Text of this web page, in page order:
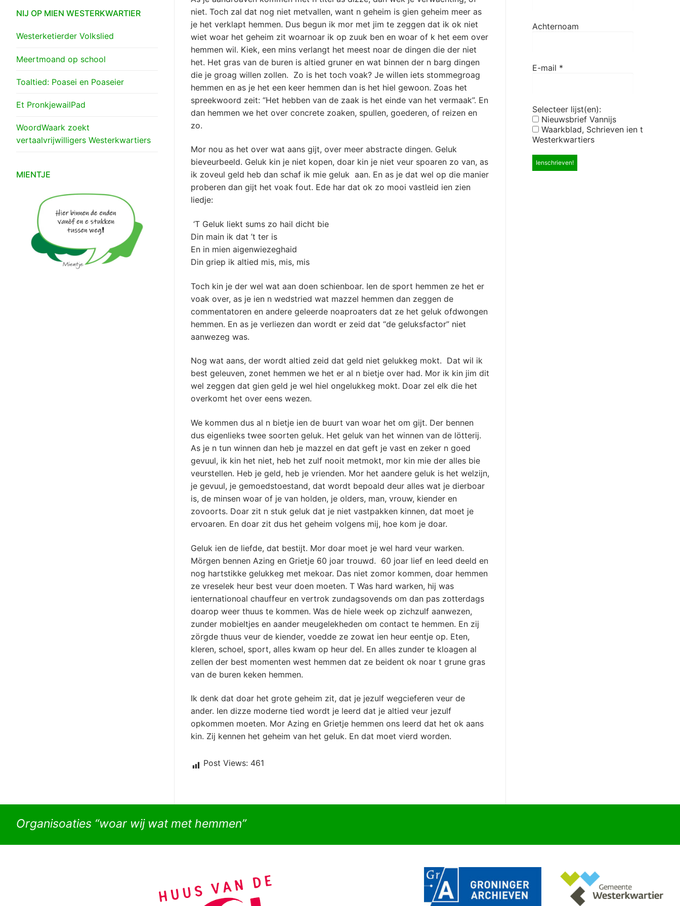
niet. Toch zal dat nog niet metvallen, want n geheim is gien geheim meer as
je het verklapt hemmen. Dus begun ik mor met jim te zeggen dat ik ok niet
wiet woar het geheim zit woarnoar ik op zuuk ben en woar of k het eem over
hemmen wil. Kiek, een mins verlangt het meest noar de dingen die der niet
het. Het gras van de buren is altied gruner en wat binnen der n barg dingen
die je groag willen zollen. Zo is het toch voak? Je willen iets stommegroag
hemmen en as je het een keer hemmen dan is het hiel gewoon. Zoas het
spreekwoord zeit: “Het hebben van de zaak is het einde van het vermaak”. En
dan hemmen we het over concrete zoaken, spullen, goederen, of reizen en
zo.
Mor nou as het over wat aans gijt, over meer abstracte dingen. Geluk
bieveurbeeld. Geluk kin je niet kopen, doar kin je niet veur spoaren zo van, as
ik zoveul geld heb dan schaf ik mie geluk aan. En as je dat wel op die manier
proberen dan gijt het voak fout. Ede har dat ok zo mooi vastleid ien zien
liedje:
‘T Geluk liekt sums zo hail dicht bie
Din main ik dat ’t ter is
En in mien aigenwiezeghaid
Din griep ik altied mis, mis, mis
Toch kin je der wel wat aan doen schienboar. Ien de sport hemmen ze het er
voak over, as je ien n wedstried wat mazzel hemmen dan zeggen de
commentatoren en andere geleerde noaproaters dat ze het geluk ofdwongen
hemmen. En as je verliezen dan wordt er zeid dat “de geluksfactor” niet
aanwezeg was.
Nog wat aans, der wordt altied zeid dat geld niet gelukkeg mokt. Dat wil ik
best geleuven, zonet hemmen we het er al n bietje over had. Mor ik kin jim dit
wel zeggen dat gien geld je wel hiel ongelukkeg mokt. Doar zel elk die het
overkomt het over eens wezen.
We kommen dus al n bietje ien de buurt van woar het om gijt. Der bennen
dus eigenlieks twee soorten geluk. Het geluk van het winnen van de lötterij.
As je n tun winnen dan heb je mazzel en dat geft je vast en zeker n goed
gevuul, ik kin het niet, heb het zulf nooit metmokt, mor kin mie der alles bie
veurstellen. Heb je geld, heb je vrienden. Mor het aandere geluk is het welzijn,
je gevuul, je gemoedstoestand, dat wordt bepoald deur alles wat je dierboar
is, de minsen woar of je van holden, je olders, man, vrouw, kiender en
zovoorts. Doar zit n stuk geluk dat je niet vastpakken kinnen, dat moet je
ervoaren. En doar zit dus het geheim volgens mij, hoe kom je doar.
Geluk ien de liefde, dat bestijt. Mor doar moet je wel hard veur warken.
Mörgen bennen Azing en Grietje 60 joar trouwd. 60 joar lief en leed deeld en
nog hartstikke gelukkeg met mekoar. Das niet zomor kommen, doar hemmen
ze vreselek heur best veur doen moeten. T Was hard warken, hij was
ienternationoal chauffeur en vertrok zundagsovends om dan pas zotterdags
doarop weer thuus te kommen. Was de hiele week op zichzulf aanwezen,
zunder mobieltjes en aander meugelekheden om contact te hemmen. En zij
zörgde thuus veur de kiender, voedde ze zowat ien heur eentje op. Eten,
kleren, schoel, sport, alles kwam op heur del. En alles zunder te kloagen al
zellen der best momenten west hemmen dat ze beident ok noar t grune gras
van de buren keken hemmen.
Ik denk dat doar het grote geheim zit, dat je jezulf wegcieferen veur de
ander. Ien dizze moderne tied wordt je leerd dat je altied veur jezulf
opkommen moeten. Mor Azing en Grietje hemmen ons leerd dat het ok aans
kin. Zij kennen het geheim van het geluk. En dat moet vierd worden.
Post Views: 461
Achternoam
E-mail *
Selecteer lijst(en):
Nieuwsbrief Vannijs
Waarkblad, Schrieven ien t
Westerkwartiers
NIJ OP MIEN WESTERKWARTIER
Westerketierder Volkslied
Meertmoand op school
Toaltied: Poasei en Poaseier
Et PronkjewailPad
WoordWaark zoekt
vertaalvrijwilligers Westerkwartiers
MIENTJE
Organisoaties “woar wij wat met hemmen”